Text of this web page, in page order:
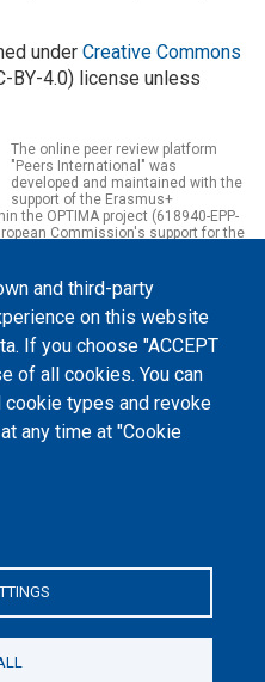
and third-party
on this website
If you choose "ACCEPT
of all cookies. You can
types and revoke
any time at "Cookie
under Creative Commons
BY-4.0) license unless
The online peer review platform
"Peers International" was
developed and maintained with the
support of the Erasmus+
the OPTIMA project (618940-EPP-
Commission's support for the
may be made of the